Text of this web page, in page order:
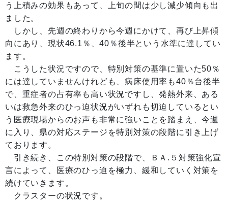
う上積みの効果もあって、上旬の間は少し減少傾向も出
ました。
しかし、先週の終わりから今週にかけて、再び上昇傾
向にあり、現状46.1％、40％後半という水準に達してい
ます。
こうした状況ですので、特別対策の基準に置いた50％
には達していませんけれども、病床使用率も40％台後半
で、重症者の占有率も高い状況ですし、発熱外来、ある
いは救急外来のひっ迫状況がいずれも切迫しているとい
う医療現場からのお声も非常に強いことを踏まえ、今週
に入り、県の対応ステージを特別対策の段階に引き上げ
ております。
引き続き、この特別対策の段階で、ＢＡ.５対策強化宣
言によって、医療のひっ迫を極力、緩和していく対策を
続けていきます。
クラスターの状況です。